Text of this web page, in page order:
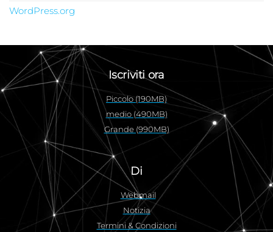
WordPress.org
Iscriviti ora
Piccolo (190MB)
medio (490MB)
Grande (990MB)
Di
Webmail
Notizia
Termini & Condizioni